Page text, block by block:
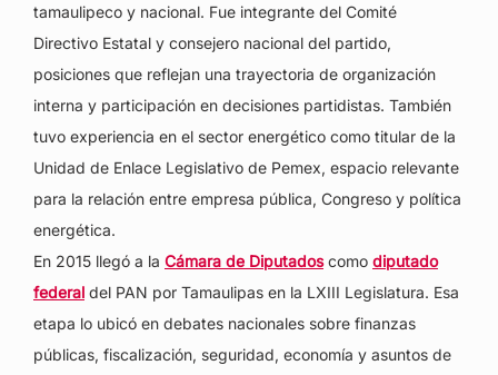
tamaulipeco y nacional. Fue integrante del Comité
Directivo Estatal y consejero nacional del partido,
posiciones que reflejan una trayectoria de organización
interna y participación en decisiones partidistas. También
tuvo experiencia en el sector energético como titular de la
Unidad de Enlace Legislativo de Pemex, espacio relevante
para la relación entre empresa pública, Congreso y política
energética.
En 2015 llegó a la Cámara de Diputadoscomo diputado
federal del PAN por Tamaulipas en la LXIII Legislatura. Esa
etapa lo ubicó en debates nacionales sobre finanzas
públicas, fiscalización, seguridad, economía y asuntos de